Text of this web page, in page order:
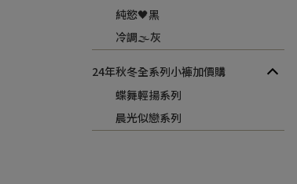
純慾🖤黑
冷調🌫️灰
24年秋冬全系列小褲加價購
蝶舞輕揚系列
晨光似戀系列